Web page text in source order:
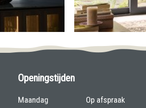
Openingstijden
Maandag
Op afspraak